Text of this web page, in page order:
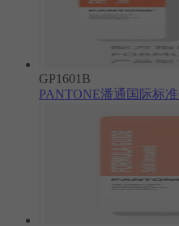
GP1601B
PANTONE潘通国际标